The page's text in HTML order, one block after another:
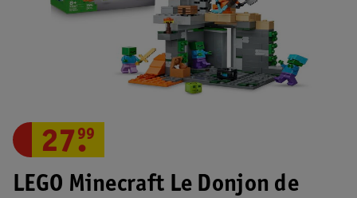
LEGO Minecraft Le Donjon de
27.
99